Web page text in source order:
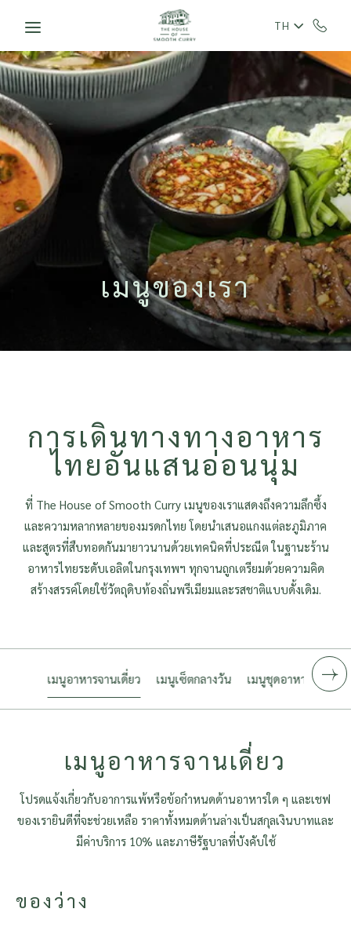
TH
เมนูของเรา
การเดินทางทางอาหาร
ไทยอันแสนอ่อนนุ่ม
ที่ The House of Smooth Curry เมนูของเราแสดงถึงความลึกซึ้ง
และความหลากหลายของมรดกไทย โดยนำเสนอแกงแต่ละภูมิภาค
และสูตรที่สืบทอดกันมายาวนานด้วยเทคนิคที่ประณีต ในฐานะร้าน
อาหารไทยระดับเอลิตในกรุงเทพฯ ทุกจานถูกเตรียมด้วยความคิด
สร้างสรรค์โดยใช้วัตถุดิบท้องถิ่นพรีเมียมและรสชาติแบบดั้งเดิม.
เมนูอาหารจานเดี่ยว เมนูเซ็ตกลางวัน เมนูชุดอาหารค่ำ
เมนูอาหารจานเดี่ยว
โปรดแจ้งเกี่ยวกับอาการแพ้หรือข้อกำหนดด้านอาหารใด ๆ และเชฟ
ของเรายินดีที่จะช่วยเหลือ ราคาทั้งหมดด้านล่างเป็นสกุลเงินบาทและ
มีค่าบริการ 10% และภาษีรัฐบาลที่บังคับใช้
ของว่าง